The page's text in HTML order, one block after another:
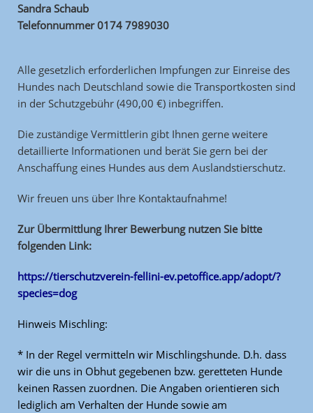
Sandra Schaub
Telefonnummer 0174 7989030
Alle gesetzlich erforderlichen Impfungen zur Einreise des
Hundes nach Deutschland sowie die Transportkosten sind
in der Schutzgebühr (490,00 €) inbegriffen.
Die zuständige Vermittlerin gibt Ihnen gerne weitere
detaillierte Informationen und berät Sie gern bei der
Anschaffung eines Hundes aus dem Auslandstierschutz.
Wir freuen uns über Ihre Kontaktaufnahme!
Zur Übermittlung Ihrer Bewerbung nutzen Sie bitte
folgenden Link:
https://tierschutzverein-fellini-ev.petoffice.app/adopt/?
species=dog
Hinweis Mischling:
* In der Regel vermitteln wir Mischlingshunde. D.h. dass
wir die uns in Obhut gegebenen bzw. geretteten Hunde
keinen Rassen zuordnen. Die Angaben orientieren sich
lediglich am Verhalten der Hunde sowie am